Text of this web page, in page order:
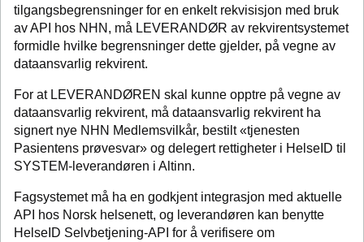
tilgangsbegrensninger for en enkelt rekvisisjon med bruk
av API hos NHN, må LEVERANDØR av rekvirentsystemet
formidle hvilke begrensninger dette gjelder, på vegne av
dataansvarlig rekvirent.
For at LEVERANDØREN skal kunne opptre på vegne av
dataansvarlig rekvirent, må dataansvarlig rekvirent ha
signert nye NHN Medlemsvilkår, bestilt «tjenesten
Pasientens prøvesvar» og delegert rettigheter i HelseID til
SYSTEM-leverandøren i Altinn.
Fagsystemet må ha en godkjent integrasjon med aktuelle
API hos Norsk helsenett, og leverandøren kan benytte
HelseID Selvbetjening-API for å verifisere om